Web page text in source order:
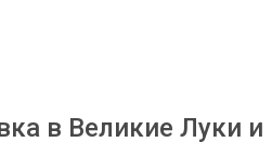
в Великие Луки и